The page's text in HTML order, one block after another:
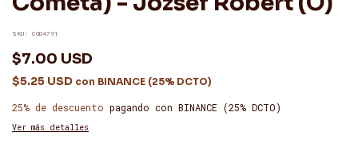
SKU: COD4791
$7.00 USD
$5.25 USD con BINANCE (25% DCTO)
25% de descuento pagando con BINANCE (25% DCTO)
Ver más detalles